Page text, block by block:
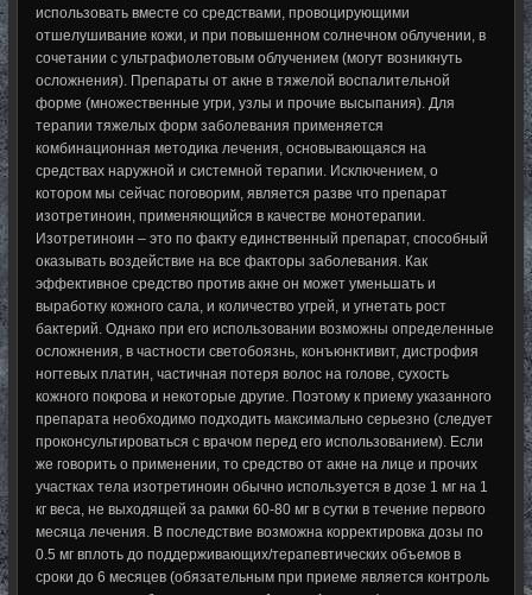
использовать вместе со средствами, провоцирующими
отшелушивание кожи, и при повышенном солнечном облучении, в
сочетании с ультрафиолетовым облучением (могут возникнуть
осложнения). Препараты от акне в тяжелой воспалительной
форме (множественные угри, узлы и прочие высыпания). Для
терапии тяжелых форм заболевания применяется
комбинационная методика лечения, основывающаяся на
средствах наружной и системной терапии. Исключением, о
котором мы сейчас поговорим, является разве что препарат
изотретиноин, применяющийся в качестве монотерапии.
Изотретиноин – это по факту единственный препарат, способный
оказывать воздействие на все факторы заболевания. Как
эффективное средство против акне он может уменьшать и
выработку кожного сала, и количество угрей, и угнетать рост
бактерий. Однако при его использовании возможны определенные
осложнения, в частности светобоязнь, конъюнктивит, дистрофия
ногтевых платин, частичная потеря волос на голове, сухость
кожного покрова и некоторые другие. Поэтому к приему указанного
препарата необходимо подходить максимально серьезно (следует
проконсультироваться с врачом перед его использованием). Если
же говорить о применении, то средство от акне на лице и прочих
участках тела изотретиноин обычно используется в дозе 1 мг на 1
кг веса, не выходящей за рамки 60-80 мг в сутки в течение первого
месяца лечения. В последствие возможна корректировка дозы по
0.5 мг вплоть до поддерживающих/терапевтических объемов в
сроки до 6 месяцев (обязательным при приеме является контроль